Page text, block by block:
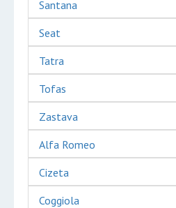
Santana
Seat
Tatra
Tofas
Zastava
Alfa Romeo
Cizeta
Coggiola